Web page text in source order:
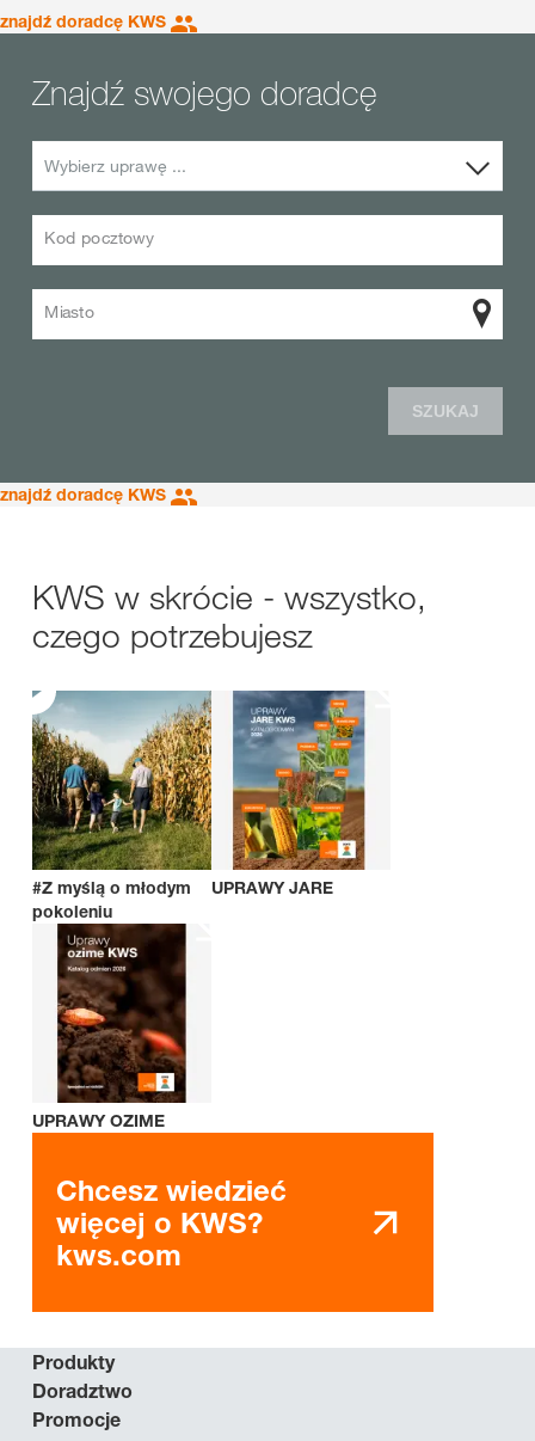
znajdź doradcę KWS
Znajdź swojego doradcę
Wybierz uprawę ...
Kod pocztowy
Miasto
SZUKAJ
znajdź doradcę KWS
KWS w skrócie - wszystko,
czego potrzebujesz
#Z myślą o młodym
pokoleniu
UPRAWY JARE
UPRAWY OZIME
Chcesz wiedzieć
więcej o KWS?
kws.com
Produkty
Doradztwo
Promocje